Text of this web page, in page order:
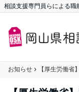
相談支援専門員らによる
お知らせ